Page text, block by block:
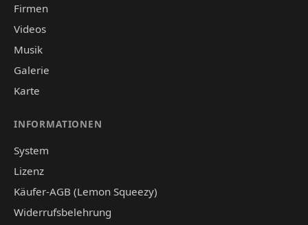
Firmen
Videos
Musik
Galerie
Karte
INFORMATIONEN
System
Lizenz
Käufer-AGB (Lemon Squeezy)
Widerrufsbelehrung